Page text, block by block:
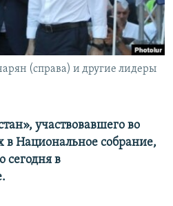
(справа) и другие лидеры
участвовавшего во
в Национальное собрание,
сегодня в